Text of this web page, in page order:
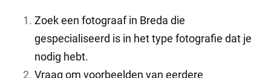
Zoek een fotograaf in Breda die
gespecialiseerd is in het type fotografie dat je
nodig hebt.
Vraag om voorbeelden van eerdere